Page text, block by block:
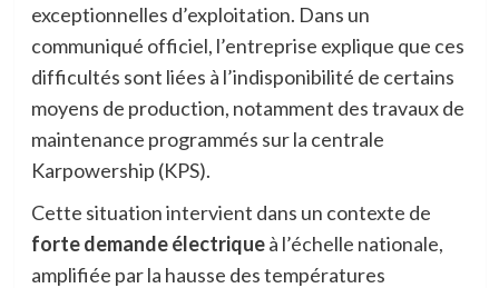
exceptionnelles d’exploitation. Dans un
communiqué officiel, l’entreprise explique que ces
difficultés sont liées à l’indisponibilité de certains
moyens de production, notamment des travaux de
maintenance programmés sur la centrale
Karpowership (KPS).
Cette situation intervient dans un contexte de
forte demande électriqueà l’échelle nationale,
amplifiée par la hausse des températures